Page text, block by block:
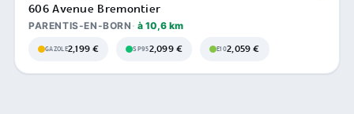
606 Avenue Bremontier
PARENTIS-EN-BORN à 10,6 km
GAZOLE2,199 € SP952,099 € E102,059 €